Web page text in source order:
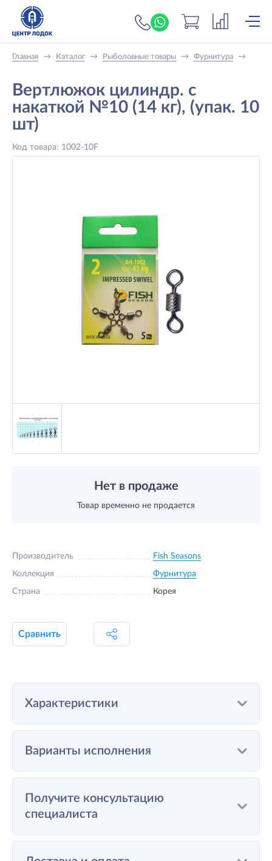
+7 (919) 698-56-
Главная → Каталог → Рыболовные товары → Фурнитура →
Вертлюжок цилиндр. с
накаткой №10 (14 кг), (упак. 10
шт)
Код товара: 1002-10F
Нет в продаже
Товар временно не продается
Производитель Fish Seasons
Коллекция Фурнитура
Страна Корея
Сравнить
Характеристики
Варианты исполнения
Получите консультацию
специалиста